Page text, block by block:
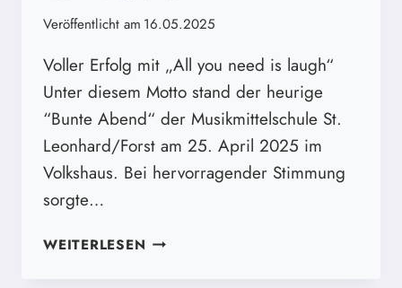
Veröffentlicht am 16.05.2025
Voller Erfolg mit „All you need is laugh“
Unter diesem Motto stand der heurige
“Bunte Abend“ der Musikmittelschule St.
Leonhard/Forst am 25. April 2025 im
Volkshaus. Bei hervorragender Stimmung
sorgte…
WEITERLESEN BUNTER